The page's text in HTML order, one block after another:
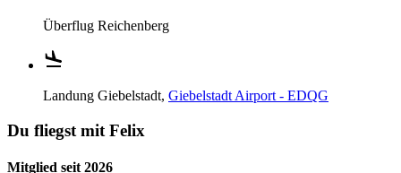
Überflug Reichenberg
Landung Giebelstadt, Giebelstadt Airport - EDQG
Du fliegst mit Felix
Mitglied seit 2026